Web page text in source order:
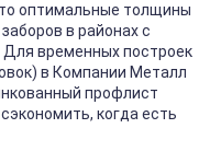
оптимальные толщины
в районах с
временных построек
в Компании Металл
профлист
когда есть